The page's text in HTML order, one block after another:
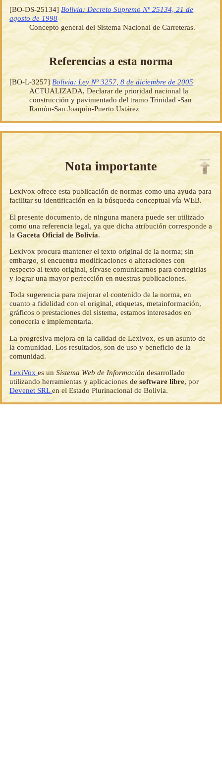
[BO-DS-25134] Bolivia: Decreto Supremo Nº 25134, 21 de
agosto de 1998
Concepto general del Sistema Nacional de Carreteras.
Referencias a esta norma
[BO-L-3257] Bolivia: Ley Nº 3257, 8 de diciembre de 2005
ACTUALIZADA, Declarar de prioridad nacional la
construcción y pavimentado del tramo Trinidad -San
Ramón-San Joaquín-Puerto Ustárez
Nota importante
Lexivox ofrece esta publicación de normas como una ayuda para
facilitar su identificación en la búsqueda conceptual vía WEB.
El presente documento, de ninguna manera puede ser utilizado
como una referencia legal, ya que dicha atribución corresponde a
laGaceta Oficial de Bolivia.
Lexivox procura mantener el texto original de la norma; sin
embargo, si encuentra modificaciones o alteraciones con
respecto al texto original, sírvase comunicarnos para corregirlas
y lograr una mayor perfección en nuestras publicaciones.
Toda sugerencia para mejorar el contenido de la norma, en
cuanto a fidelidad con el original, etiquetas, metainformación,
gráficos o prestaciones del sistema, estamos interesados en
conocerla e implementarla.
La progresiva mejora en la calidad de Lexivox, es un asunto de
la comunidad. Los resultados, son de uso y beneficio de la
comunidad.
LexiVoxes unSistema Web de Información desarrollado
utilizando herramientas y aplicaciones desoftware libre, por
Devenet SRLen el Estado Plurinacional de Bolivia.